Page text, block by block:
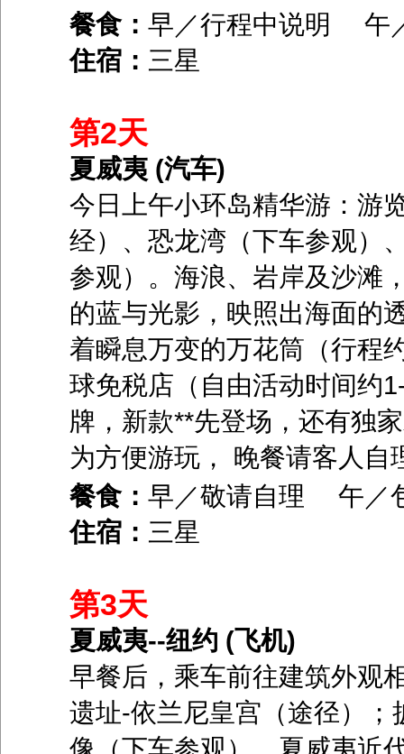
餐食： 早／行程中说明
住宿： 三星
第2天
夏威夷 (汽车)
今日上午小环岛精华游：游
经）、恐龙湾（下车参观）
参观）。海浪、岩岸及沙滩
的蓝与光影，映照出海面的
着瞬息万变的万花筒（行程
球免税店（自由活动时间约
牌，新款**先登场，还有独
为方便游玩， 晚餐请客人自
餐食： 早／敬请自理 午
住宿： 三星
第3天
夏威夷--纽约 (飞机)
早餐后，乘车前往建筑外观
遗址-依兰尼皇宫（途径）